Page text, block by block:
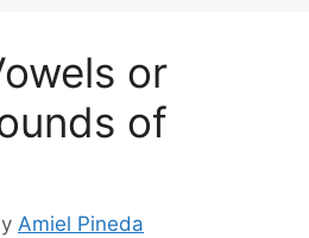
or
of
Amiel Pineda